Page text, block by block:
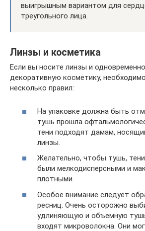
выигрышным вариантом для
треугольного лица.
Линзы и косметика
Если вы носите линзы и
декоративную косметику,
несколько правил:
На упаковке должна быть
тушь прошла
тени подходят дамам,
линзы.
Желательно, чтобы тушь,
были мелкодисперсными и
плотными.
Особое внимание следует
ресниц. Очень осторожно
удлиняющую и объемную
входят микроволокна. Они